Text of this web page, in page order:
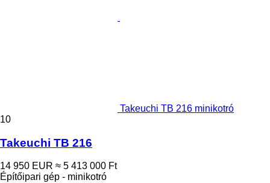
Takeuchi TB 216 minikotró
10
Takeuchi TB 216
14 950 EUR ≈ 5 413 000 Ft
Építőipari gép - minikotró